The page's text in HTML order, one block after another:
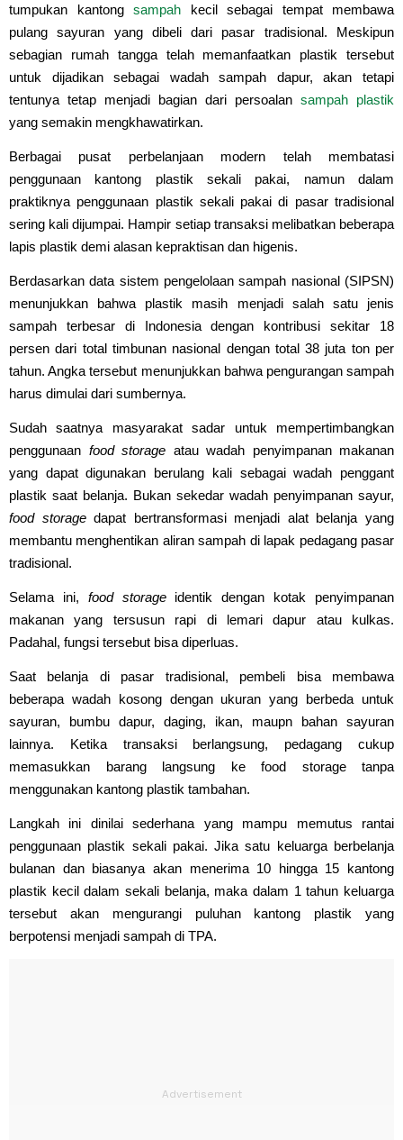
tumpukan kantong sampah kecil sebagai tempat membawa
pulang sayuran yang dibeli dari pasar tradisional. Meskipun
sebagian rumah tangga telah memanfaatkan plastik tersebut
untuk dijadikan sebagai wadah sampah dapur, akan tetapi
tentunya tetap menjadi bagian dari persoalan sampah plastik
yang semakin mengkhawatirkan.
Berbagai pusat perbelanjaan modern telah membatasi
penggunaan kantong plastik sekali pakai, namun dalam
praktiknya penggunaan plastik sekali pakai di pasar tradisional
sering kali dijumpai. Hampir setiap transaksi melibatkan beberapa
lapis plastik demi alasan kepraktisan dan higenis.
Berdasarkan data sistem pengelolaan sampah nasional (SIPSN)
menunjukkan bahwa plastik masih menjadi salah satu jenis
sampah terbesar di Indonesia dengan kontribusi sekitar 18
persen dari total timbunan nasional dengan total 38 juta ton per
tahun. Angka tersebut menunjukkan bahwa pengurangan sampah
harus dimulai dari sumbernya.
Sudah saatnya masyarakat sadar untuk mempertimbangkan
penggunaan food storage atau wadah penyimpanan makanan
yang dapat digunakan berulang kali sebagai wadah penggant
plastik saat belanja. Bukan sekedar wadah penyimpanan sayur,
food storagedapat bertransformasi menjadi alat belanja yang
membantu menghentikan aliran sampah di lapak pedagang pasar
tradisional.
Selama ini, food storageidentik dengan kotak penyimpanan
makanan yang tersusun rapi di lemari dapur atau kulkas.
Padahal, fungsi tersebut bisa diperluas.
Saat belanja di pasar tradisional, pembeli bisa membawa
beberapa wadah kosong dengan ukuran yang berbeda untuk
sayuran, bumbu dapur, daging, ikan, maupn bahan sayuran
lainnya. Ketika transaksi berlangsung, pedagang cukup
memasukkan barang langsung ke food storage tanpa
menggunakan kantong plastik tambahan.
Langkah ini dinilai sederhana yang mampu memutus rantai
penggunaan plastik sekali pakai. Jika satu keluarga berbelanja
bulanan dan biasanya akan menerima 10 hingga 15 kantong
plastik kecil dalam sekali belanja, maka dalam 1 tahun keluarga
tersebut akan mengurangi puluhan kantong plastik yang
berpotensi menjadi sampah di TPA.